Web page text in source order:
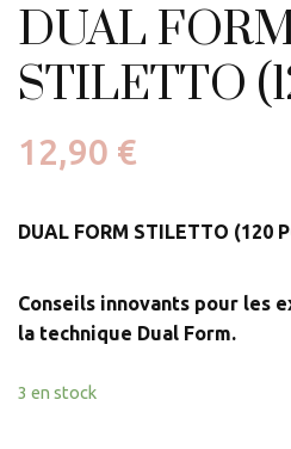
DUAL
STILETTO
12,90 €
DUAL FORM STILETTO (120
Conseils innovants pour les
la technique Dual Form.
3 en stock